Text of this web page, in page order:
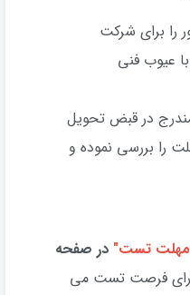
را برای شرکت
با عیوب فنی
ساعت از تاریخ مندرج در قبض تحویل
را بررسی نموده و
در صفحه
فرصت تست می